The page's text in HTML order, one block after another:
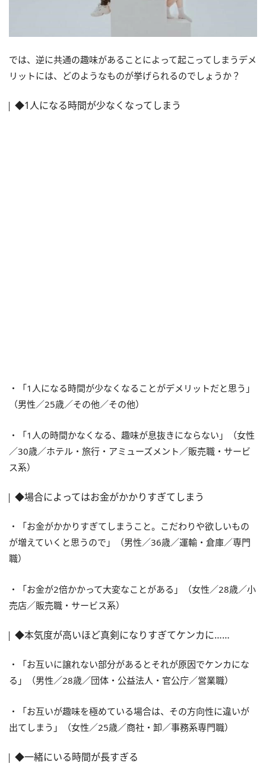
では、逆に共通の趣味があることによって起こってしまうデメ
リットには、どのようなものが挙げられるのでしょうか？
◆1人になる時間が少なくなってしまう
・「1人になる時間が少なくなることがデメリットだと思う」
（男性／25歳／その他／その他）
・「1人の時間かなくなる、趣味が息抜きにならない」（女性
／30歳／ホテル・旅行・アミューズメント／販売職・サービ
ス系）
◆場合によってはお金がかかりすぎてしまう
・「お金がかかりすぎてしまうこと。こだわりや欲しいもの
が増えていくと思うので」（男性／36歳／運輸・倉庫／専門
職）
・「お金が2倍かかって大変なことがある」（女性／28歳／小
売店／販売職・サービス系）
◆本気度が高いほど真剣になりすぎてケンカに……
・「お互いに譲れない部分があるとそれが原因でケンカにな
る」（男性／28歳／団体・公益法人・官公庁／営業職）
・「お互いが趣味を極めている場合は、その方向性に違いが
出てしまう」（女性／25歳／商社・卸／事務系専門職）
◆一緒にいる時間が長すぎる